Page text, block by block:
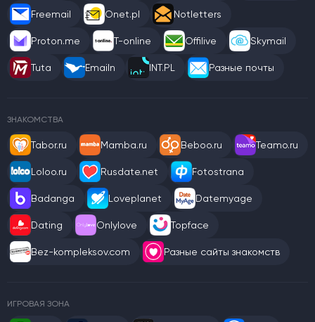
Freemail Onet.pl Notletters
Proton.me T-online Offilive Skymail
Tuta Emailn INT.PL Разные почты
ЗНАКОМСТВА
Tabor.ru Mamba.ru Beboo.ru Teamo.ru
Loloo.ru Rusdate.net Fotostrana
Badanga Loveplanet Datemyage
Dating Onlylove Topface
Bez-kompleksov.com Разные сайты знакомств
ИГРОВАЯ ЗОНА